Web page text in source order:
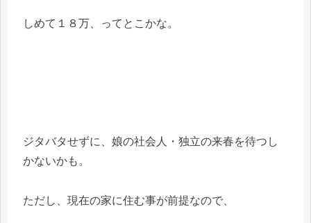
しめて１８万、ってとこかな。
ジタバタせずに、娘の社会人・独立の来春を待つし
かないかも。
ただし、現在の家に住む事が前提なので、